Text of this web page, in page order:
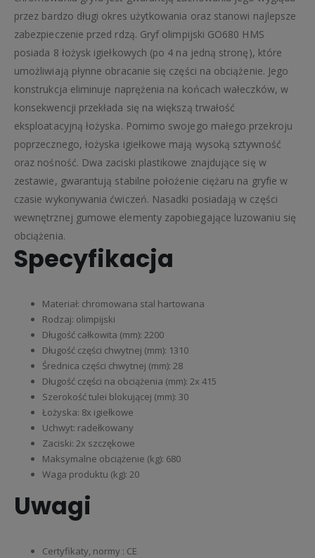
przez bardzo długi okres użytkowania oraz stanowi najlepsze
zabezpieczenie przed rdzą. Gryf olimpijski GO680 HMS
posiada 8 łożysk igiełkowych (po 4 na jedną stronę), które
umożliwiają płynne obracanie się części na obciążenie. Jego
konstrukcja eliminuje naprężenia na końcach wałeczków, w
konsekwencji przekłada się na większą trwałość
eksploatacyjną łożyska. Pomimo swojego małego przekroju
poprzecznego, łożyska igiełkowe mają wysoką sztywność
oraz nośność. Dwa zaciski plastikowe znajdujące się w
zestawie, gwarantują stabilne położenie ciężaru na gryfie w
czasie wykonywania ćwiczeń. Nasadki posiadają w części
wewnętrznej gumowe elementy zapobiegające luzowaniu się
obciążenia.
Specyfikacja
Materiał: chromowana stal hartowana
Rodzaj: olimpijski
Długość całkowita (mm): 2200
Długość części chwytnej (mm): 1310
Średnica części chwytnej (mm): 28
Długość części na obciążenia (mm): 2x 415
Szerokość tulei blokującej (mm): 30
Łożyska: 8x igiełkowe
Uchwyt: radełkowany
Zaciski: 2x szczękowe
Maksymalne obciążenie (kg): 680
Waga produktu (kg): 20
Uwagi
Certyfikaty, normy : CE